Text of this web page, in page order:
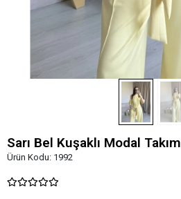
Sarı Bel Kuşaklı Modal Takım
Ürün Kodu: 1992